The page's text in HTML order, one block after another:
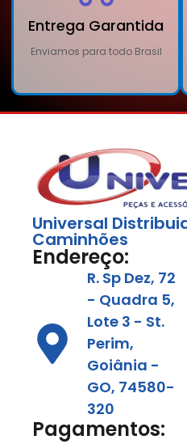
Entrega Garantida
Enviamos para todo Brasil
Universal
Caminhões
Endereço:
R. Sp Dez, 72
- Quadra 5,
Lote 3 - St.
Perim,
Goiânia -
GO, 74580-
320
Pagamentos: